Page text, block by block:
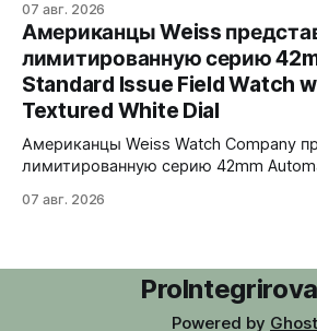
у TSC-40BKBKYE жёлтые акценты на
циферблате, у TSC-40BKYE -
циферблат. Логотип Knot также
цвете. Часы продаются в комплекте
ремешком.
07 авг. 2026
Американцы Weiss
лимитированную серию
Standard Issue Field Watch
Textured White Dial
Американцы Weiss Watch Company
лимитированную серию 42mm
честь пяти лет работы бренда в
часовая, минутная и секундная
BGW9 Superluminova. Фирменная
07 авг. 2026
Powered by Ghost